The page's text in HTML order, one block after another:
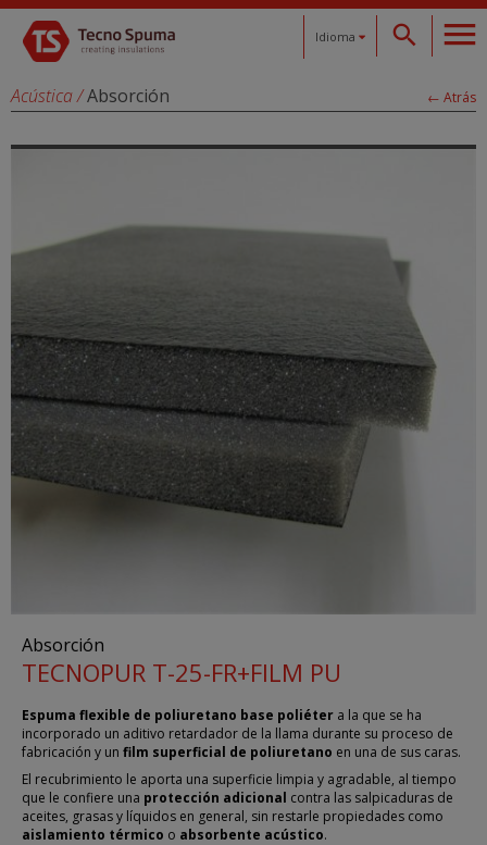
Idioma
Español
Català
Français
Deutsch
Acústica/Absorción ← Atrás
Absorción
TECNOPUR T-25-FR+FILM PU
Espuma flexible de poliuretano base poliéter a la que se ha
incorporado un aditivo retardador de la llama durante su proceso de
fabricación y un film superficial de poliuretano en una de sus caras.
El recubrimiento le aporta una superficie limpia y agradable, al tiempo
que le confiere una protección adicional contra las salpicaduras de
aceites, grasas y líquidos en general, sin restarle propiedades como
aislamiento térmico o absorbente acústico.